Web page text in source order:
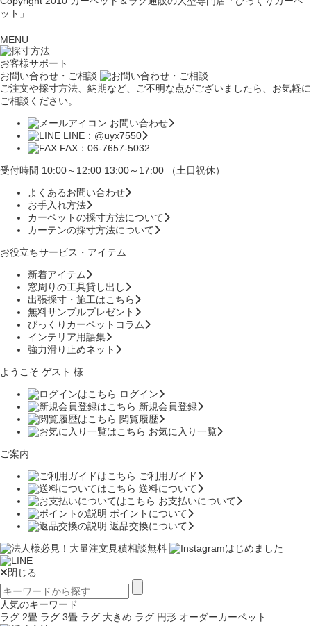
ット」
MENU
お客様サポート
お問い合わせ・ご相談
ご注文や採寸方法、納期など、ご不明な点がございましたら、お気軽に
ご相談ください。
お問い合わせ
LINE：@uyx7550
FAX：06-7657-5032
受付時間 10:00～12:00 13:00～17:00 （土日祝休）
よくあるお問い合わせ
お手入れ方法
カーペットの採寸方法について
カーテンの採寸方法について
お役立ちサービス・アイテム
新着アイテム
窓周りの工具貸し出し
出張採寸・施工はこちら
無料サンプルプレゼント
びっくりカーペットコラム
インテリア用語集
強力滑り止めネット
ようこそ ゲスト 様
ログイン
新規会員登録
閲覧履歴
お気に入り一覧
ご案内
ご利用ガイド
送料について
お支払いについて
ポイントについて
返品交換について
閉じる
人気のキーワード
ラグ 2畳 ラグ 3畳 ラグ 大きめ ラグ 円形 オーダーカーペット